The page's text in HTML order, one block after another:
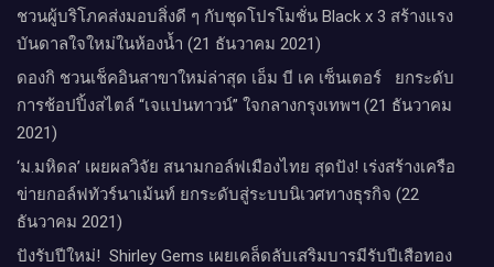
ชวนผู้บริโภคส่งมอบสิ่งดี ๆ กับชุดโปรโมชั่น Black x 3 สร้างแรง
บันดาลใจใหม่ในห้องน้ำ (21 ธันวาคม 2021)
ดองกิ ชวนเช็คอินสาขาใหม่ล่าสุด เอ็ม บี เค เซ็นเตอร์ ยกระดับ
การช้อปปิ้งสไตล์ “เจแปนทาวน์” ใจกลางกรุงเทพฯ (21 ธันวาคม
2021)
‘ม.มหิดล’ เผยผลวิจัย สนามกอล์ฟเมืองไทย สุดปัง! เร่งสร้างเครือ
ข่ายกอล์ฟทัวร์นาเม้นท์ ยกระดับสู่ระบบนิเวศทางธุรกิจ (22
ธันวาคม 2021)
ปังรับปีใหม่​! ​ Shirley Gems เผยเคล็ดลับ​เสริมบารมีรับปีเสือทอง